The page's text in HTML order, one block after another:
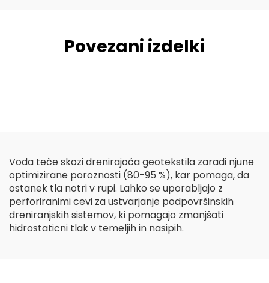
Povezani izdelki
Voda teče skozi drenirajoča geotekstila zaradi njune
optimizirane poroznosti (80-95 %), kar pomaga, da
ostanek tla notri v rupi. Lahko se uporabljajo z
perforiranimi cevi za ustvarjanje podpovršinskih
dreniranjskih sistemov, ki pomagajo zmanjšati
hidrostaticni tlak v temeljih in nasipih.